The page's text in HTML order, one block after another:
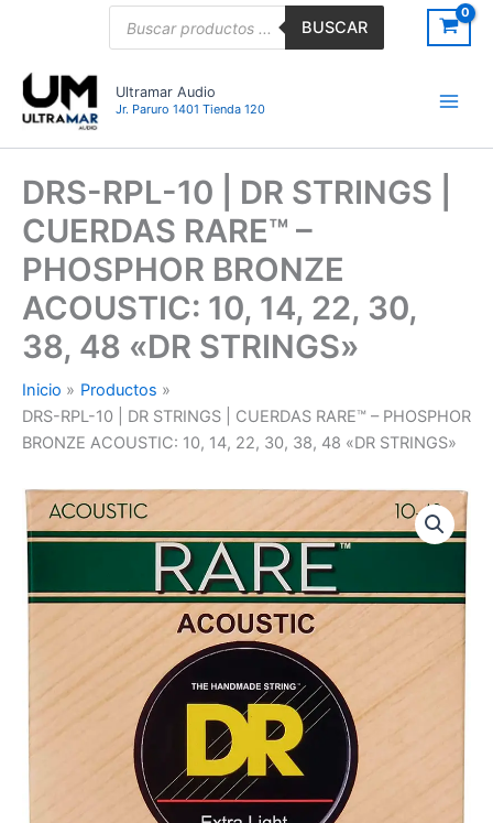
BUSCAR
Ultramar Audio
Jr. Paruro 1401 Tienda 120
DRS-RPL-10 | DR STRINGS |
CUERDAS RARE™ –
PHOSPHOR BRONZE
ACOUSTIC: 10, 14, 22, 30,
38, 48 «DR STRINGS»
Inicio
Productos
DRS-RPL-10 | DR STRINGS | CUERDAS RARE™ – PHOSPHOR
BRONZE ACOUSTIC: 10, 14, 22, 30, 38, 48 «DR STRINGS»
DRS-
RPL-
10
DR
STRINGS
PHOSPHOR
ACOUSTIC: